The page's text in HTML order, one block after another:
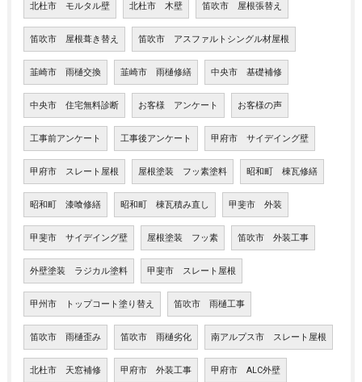
北杜市 モルタル壁 北杜市 木壁 笛吹市 屋根張替え
笛吹市 屋根葺き替え 笛吹市 アスファルトシングル材屋根
韮崎市 雨樋交換 韮崎市 雨樋修繕 中央市 基礎補修
中央市 住宅無料診断 お客様 アンケート お客様の声
工事前アンケート 工事後アンケート 甲府市 サイデイング壁
甲府市 スレート屋根 屋根塗装 フッ素塗料 昭和町 棟瓦修繕
昭和町 漆喰修繕 昭和町 棟瓦積み直し 甲斐市 外装
甲斐市 サイデイング壁 屋根塗装 フッ素 笛吹市 外装工事
外壁塗装 ラジカル塗料 甲斐市 スレート屋根
甲州市 トップコート塗り替え 笛吹市 雨樋工事
笛吹市 雨樋歪み 笛吹市 雨樋劣化 南アルプス市 スレート屋根
北杜市 天窓補修 甲府市 外装工事 甲府市 ALC外壁